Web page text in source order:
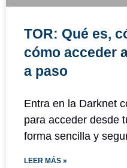
TOR: Qué es,
cómo acceder
a paso
Entra en la Darknet
para acceder desde
forma sencilla y
LEER MÁS »